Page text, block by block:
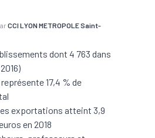
CCI LYON METROPOLE Saint-
dont 4 763 dans
17,4 % de
exportations atteint 3,9
en 2018